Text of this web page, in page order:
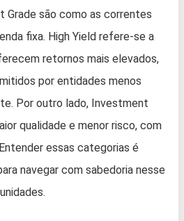
Grade são como as correntes
fixa. High Yield refere-se a
retornos mais elevados,
por entidades menos
Por outro lado, Investment
qualidade e menor risco, com
essas categorias é
navegar com sabedoria nesse